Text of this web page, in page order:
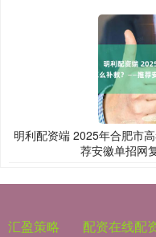
明利配资端 2025年合肥市
荐安徽单招网
汇盈策略 配资在线配